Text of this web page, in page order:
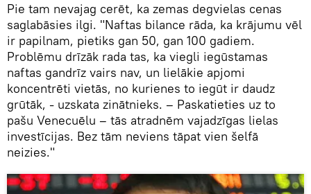
Pie tam nevajag cerēt, ka zemas degvielas cenas
saglabāsies ilgi. "Naftas bilance rāda, ka krājumu vēl
ir papilnam, pietiks gan 50, gan 100 gadiem.
Problēmu drīzāk rada tas, ka viegli iegūstamas
naftas gandrīz vairs nav, un lielākie apjomi
koncentrēti vietās, no kurienes to iegūt ir daudz
grūtāk, - uzskata zinātnieks. – Paskatieties uz to
pašu Venecuēlu – tās atradnēm vajadzīgas lielas
investīcijas. Bez tām neviens tāpat vien šelfā
neizies."